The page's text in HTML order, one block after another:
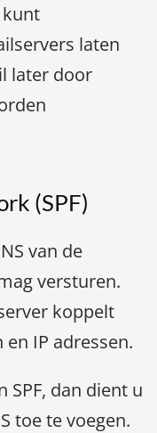
kunt
laten
later door
(SPF)
van de
versturen.
koppelt
IP adressen.
dan dient u
toe te voegen.